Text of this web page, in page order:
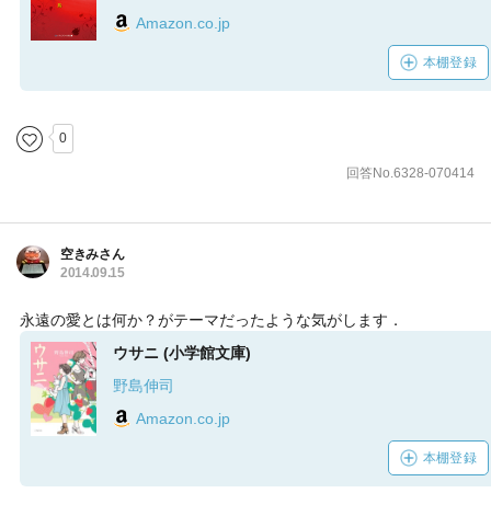
Amazon.co.jp
本棚登録
0
回答No.6328-070414
空きみさん
2014.09.15
永遠の愛とは何か？がテーマだったような気がします．
ウサニ (小学館文庫)
野島伸司
Amazon.co.jp
本棚登録